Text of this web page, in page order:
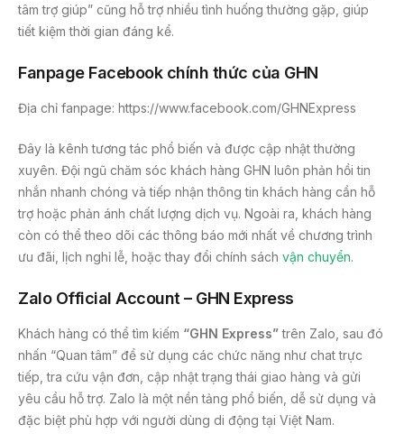
tâm trợ giúp” cũng hỗ trợ nhiều tình huống thường gặp, giúp
tiết kiệm thời gian đáng kể.
Fanpage Facebook chính thức của GHN
Địa chỉ fanpage: https://www.facebook.com/GHNExpress
Đây là kênh tương tác phổ biến và được cập nhật thường
xuyên. Đội ngũ chăm sóc khách hàng GHN luôn phản hồi tin
nhắn nhanh chóng và tiếp nhận thông tin khách hàng cần hỗ
trợ hoặc phản ánh chất lượng dịch vụ. Ngoài ra, khách hàng
còn có thể theo dõi các thông báo mới nhất về chương trình
ưu đãi, lịch nghỉ lễ, hoặc thay đổi chính sách vận chuyển.
Zalo Official Account – GHN Express
Khách hàng có thể tìm kiếm “GHN Express”trên Zalo, sau đó
nhấn “Quan tâm” để sử dụng các chức năng như chat trực
tiếp, tra cứu vận đơn, cập nhật trạng thái giao hàng và gửi
yêu cầu hỗ trợ. Zalo là một nền tảng phổ biến, dễ sử dụng và
đặc biệt phù hợp với người dùng di động tại Việt Nam.